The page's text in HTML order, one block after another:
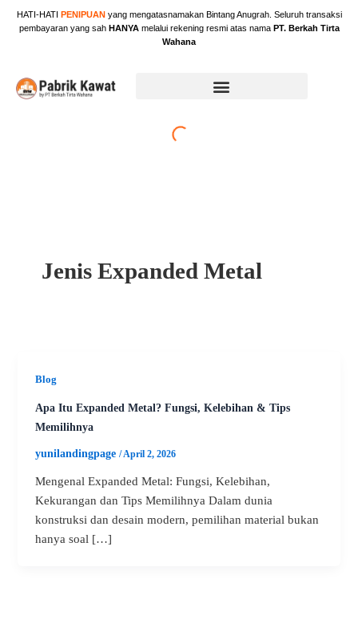
HATI-HATI PENIPUANyang mengatasnamakan Bintang Anugrah. Seluruh transaksi
pembayaran yang sah HANYAmelalui rekening resmi atas nama PT. Berkah Tirta
Wahana
Jenis Expanded Metal
Blog
Apa Itu Expanded Metal? Fungsi, Kelebihan & Tips
Memilihnya
yunilandingpage/April 2, 2026
Mengenal Expanded Metal: Fungsi, Kelebihan,
Kekurangan dan Tips Memilihnya Dalam dunia
konstruksi dan desain modern, pemilihan material bukan
hanya soal […]